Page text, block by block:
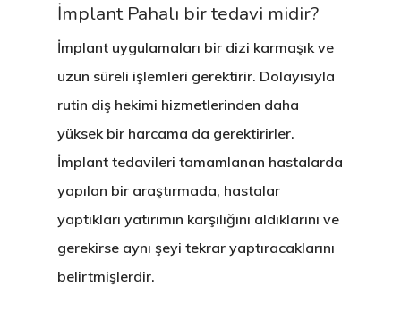
İmplant Pahalı bir tedavi midir?
İmplant uygulamaları bir dizi karmaşık ve
uzun süreli işlemleri gerektirir. Dolayısıyla
rutin diş hekimi hizmetlerinden daha
yüksek bir harcama da gerektirirler.
İmplant tedavileri tamamlanan hastalarda
yapılan bir araştırmada, hastalar
yaptıkları yatırımın karşılığını aldıklarını ve
gerekirse aynı şeyi tekrar yaptıracaklarını
belirtmişlerdir.